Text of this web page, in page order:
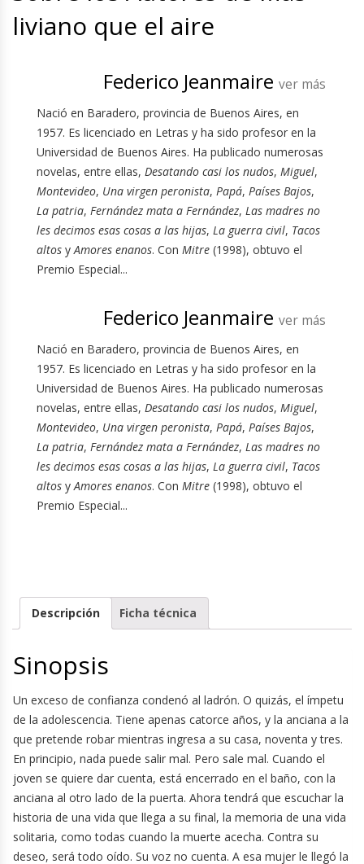
liviano que el aire
Federico Jeanmaire ver más
Nació en Baradero, provincia de Buenos Aires, en
1957. Es licenciado en Letras y ha sido profesor en la
Universidad de Buenos Aires. Ha publicado numerosas
novelas, entre ellas, Desatando casi los nudos, Miguel,
Montevideo, Una virgen peronista, Papá, Países Bajos,
La patria, Fernández mata a Fernández, Las madres no
les decimos esas cosas a las hijas, La guerra civil, Tacos
altos yAmores enanos. Con Mitre (1998), obtuvo el
Premio Especial...
Federico Jeanmaire ver más
Nació en Baradero, provincia de Buenos Aires, en
1957. Es licenciado en Letras y ha sido profesor en la
Universidad de Buenos Aires. Ha publicado numerosas
novelas, entre ellas, Desatando casi los nudos, Miguel,
Montevideo, Una virgen peronista, Papá, Países Bajos,
La patria, Fernández mata a Fernández, Las madres no
les decimos esas cosas a las hijas, La guerra civil, Tacos
altos yAmores enanos. Con Mitre (1998), obtuvo el
Premio Especial...
Descripción Ficha técnica
Sinopsis
Un exceso de confianza condenó al ladrón. O quizás, el ímpetu
de la adolescencia. Tiene apenas catorce años, y la anciana a la
que pretende robar mientras ingresa a su casa, noventa y tres.
En principio, nada puede salir mal. Pero sale mal. Cuando el
joven se quiere dar cuenta, está encerrado en el baño, con la
anciana al otro lado de la puerta. Ahora tendrá que escuchar la
historia de una vida que llega a su final, la memoria de una vida
solitaria, como todas cuando la muerte acecha. Contra su
deseo, será todo oído. Su voz no cuenta. A esa mujer le llegó la